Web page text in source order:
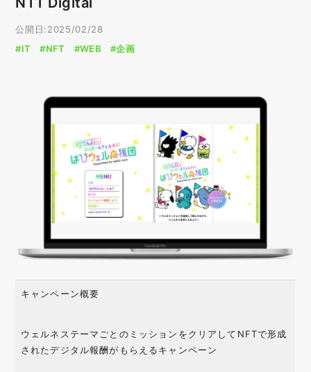
公開日:2025/02/28
#IT
#NFT #WEB #企画
キャンペーン概要
ウェルネステーマごとのミッションをクリアしてNFTで形成
されたデジタル報酬がもらえるキャンペーン